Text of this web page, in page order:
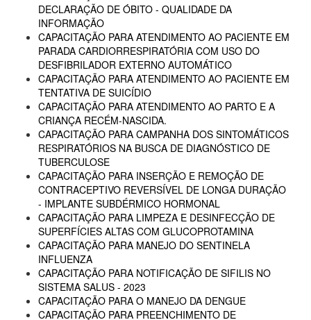
DECLARAÇÃO DE ÓBITO - QUALIDADE DA
INFORMAÇÃO
CAPACITAÇÃO PARA ATENDIMENTO AO PACIENTE EM
PARADA CARDIORRESPIRATÓRIA COM USO DO
DESFIBRILADOR EXTERNO AUTOMÁTICO
CAPACITAÇÃO PARA ATENDIMENTO AO PACIENTE EM
TENTATIVA DE SUICÍDIO
CAPACITAÇÃO PARA ATENDIMENTO AO PARTO E A
CRIANÇA RECÉM-NASCIDA.
CAPACITAÇÃO PARA CAMPANHA DOS SINTOMÁTICOS
RESPIRATÓRIOS NA BUSCA DE DIAGNÓSTICO DE
TUBERCULOSE
CAPACITAÇÃO PARA INSERÇÃO E REMOÇÃO DE
CONTRACEPTIVO REVERSÍVEL DE LONGA DURAÇÃO
- IMPLANTE SUBDÉRMICO HORMONAL
CAPACITAÇÃO PARA LIMPEZA E DESINFECÇÃO DE
SUPERFÍCIES ALTAS COM GLUCOPROTAMINA
CAPACITAÇÃO PARA MANEJO DO SENTINELA
INFLUENZA
CAPACITAÇÃO PARA NOTIFICAÇÃO DE SIFILIS NO
SISTEMA SALUS - 2023
CAPACITAÇÃO PARA O MANEJO DA DENGUE
CAPACITAÇÃO PARA PREENCHIMENTO DE